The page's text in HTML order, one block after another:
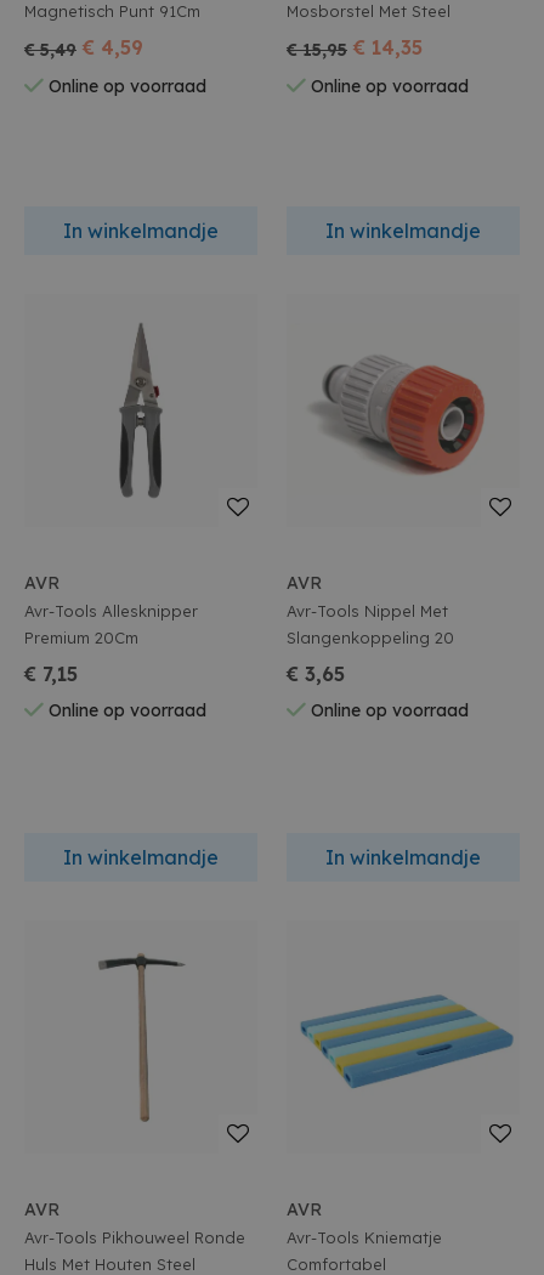
Magnetisch Punt 91Cm
€ 5,49 € 4,59
Online op voorraad
In winkelmandje
Mosborstel Met Steel
€ 15,95 € 14,35
Online op voorraad
In winkelmandje
AVR
Avr-Tools Allesknipper
Premium 20Cm
€ 7,15
Online op voorraad
In winkelmandje
AVR
Avr-Tools Nippel Met
Slangenkoppeling 20
€ 3,65
Online op voorraad
In winkelmandje
AVR
Avr-Tools Pikhouweel Ronde
Huls Met Houten Steel
AVR
Avr-Tools Kniematje
Comfortabel